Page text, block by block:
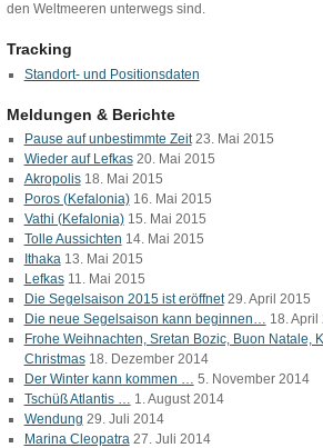
den Weltmeeren unterwegs sind.
Tracking
Standort- und Positionsdaten
Meldungen & Berichte
Pause auf unbestimmte Zeit 23. Mai 2015
Wieder auf Lefkas 20. Mai 2015
Akropolis 18. Mai 2015
Poros (Kefalonia) 16. Mai 2015
Vathi (Kefalonia) 15. Mai 2015
Tolle Aussichten 14. Mai 2015
Ithaka 13. Mai 2015
Lefkas 11. Mai 2015
Die Segelsaison 2015 ist eröffnet 29. April 2015
Die neue Segelsaison kann beginnen…
18. April
Frohe Weihnachten, Sretan Bozic, Buon Natale,
Christmas 18. Dezember 2014
Der Winter kann kommen …
5. November 2014
Tschüß Atlantis …
1. August 2014
Wendung 29. Juli 2014
Marina Cleopatra 27. Juli 2014